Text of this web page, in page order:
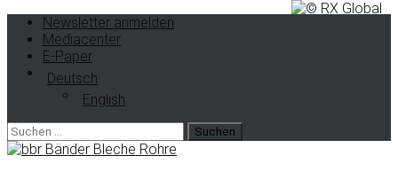
Newsletter anmelden
Mediacenter
E-Paper
Deutsch
English